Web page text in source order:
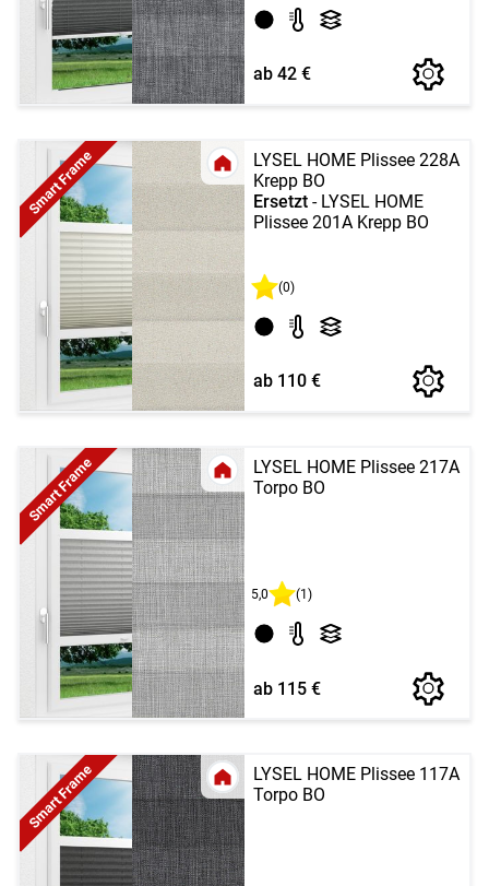
ab 42 €
LYSEL HOME Plissee 228A
Krepp BO
Ersetzt - LYSEL HOME
Plissee 201A Krepp BO
Smart Frame
(0)
ab 110 €
LYSEL HOME Plissee 217A
Torpo BO
Smart Frame
5,0 (1)
ab 115 €
LYSEL HOME Plissee 117A
Torpo BO
Smart Frame